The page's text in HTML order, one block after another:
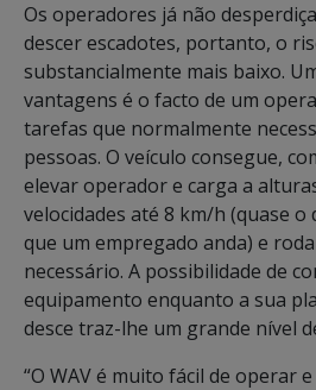
Os operadores já não
descer escadotes, portanto, o
substancialmente mais baixo.
vantagens é o facto de um
tarefas que normalmente
pessoas. O veículo consegue,
elevar operador e carga a
velocidades até 8 km/h (quase o
que um empregado anda) e
necessário. A possibilidade de
equipamento enquanto a sua
desce traz-lhe um grande nível
“O WAV é muito fácil de operar